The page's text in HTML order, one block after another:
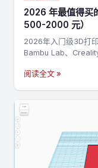
2026 年最值得买
500-2000 元）
2026年入门级3D打
Bambu Lab、
阅读全文 »